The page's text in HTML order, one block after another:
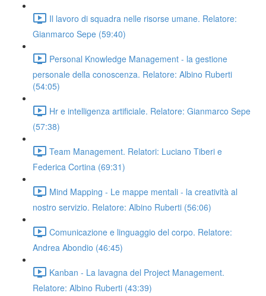
Il lavoro di squadra nelle risorse umane. Relatore:
Gianmarco Sepe (59:40)
Personal Knowledge Management - la gestione
personale della conoscenza. Relatore: Albino Ruberti
(54:05)
Hr e intelligenza artificiale. Relatore: Gianmarco Sepe
(57:38)
Team Management. Relatori: Luciano Tiberi e
Federica Cortina (69:31)
Mind Mapping - Le mappe mentali - la creatività al
nostro servizio. Relatore: Albino Ruberti (56:06)
Comunicazione e linguaggio del corpo. Relatore:
Andrea Abondio (46:45)
Kanban - La lavagna del Project Management.
Relatore: Albino Ruberti (43:39)